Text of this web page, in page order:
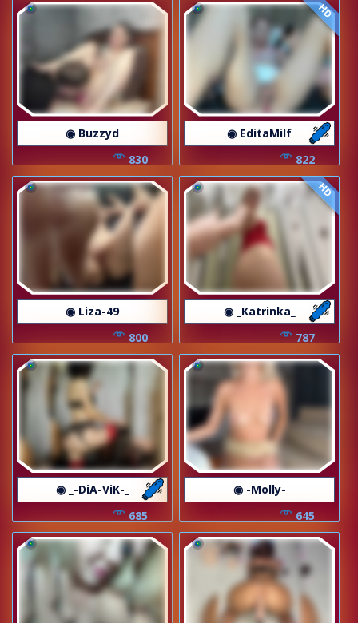
◉ Buzzyd
830
HD
◉ EditaMilf
822
◉ Liza-49
800
HD
◉ _Katrinka_
787
◉ _-DiA-ViK-_
685
◉ -Molly-
645